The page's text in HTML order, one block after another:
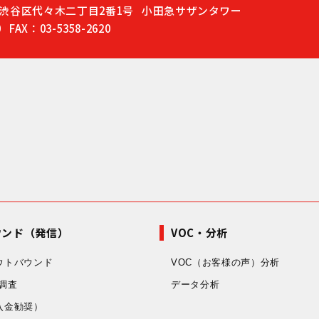
谷区代々木二丁目2番1号
小田急サザンタワー
FAX：03-5358-2620
ド（発信）
トバウンド
査
金勧奨）
VOC・分析
VOC（お客様の声）分析
データ分析